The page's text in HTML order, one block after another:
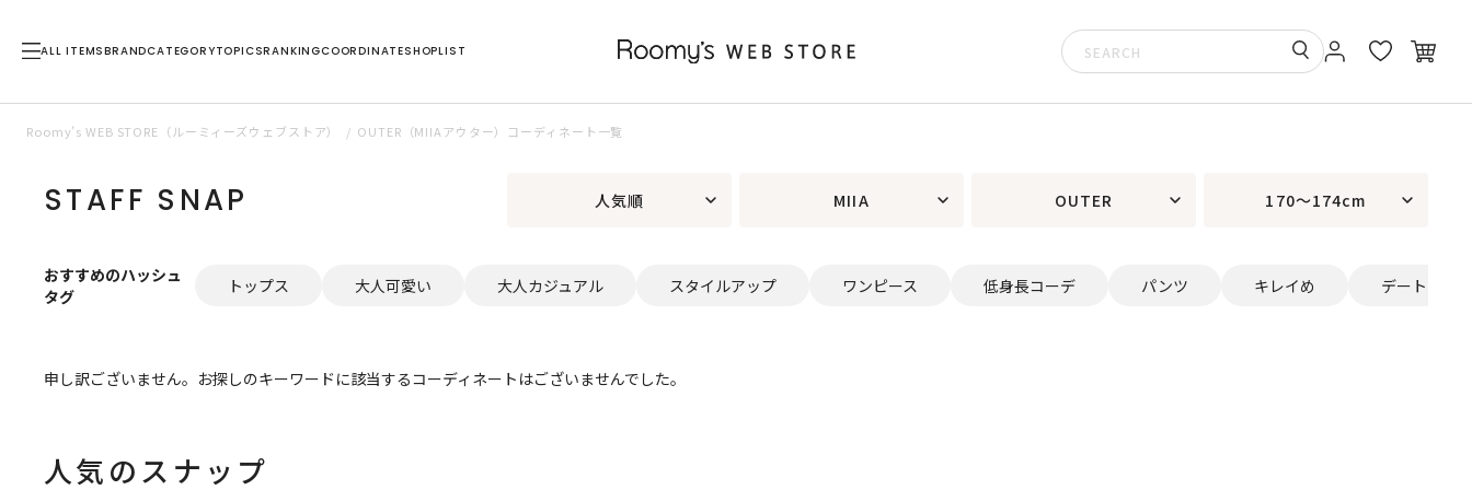
ALL ITEMSBRANDCATEGORYTOPICSRANKINGCOORDINATESHOPLIST
Roomy’s WEB STORE（ルーミィーズウェブストア） OUTER（MIIAアウター）コーディネート一覧
STAFF SNAP 人気順 MIIA OUTER 170～174cm
おすすめのハッシュ
タグ
トップス 大人可愛い 大人カジュアル スタイルアップ ワンピース 低身長コーデ パンツ キレイめ デート
申し訳ございません。お探しのキーワードに該当するコーディネートはございませんでした。
人気のスナップ